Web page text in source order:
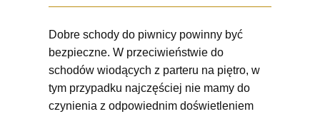
Dobre schody do piwnicy powinny być
bezpieczne. W przeciwieństwie do
schodów wiodących z parteru na piętro, w
tym przypadku najczęściej nie mamy do
czynienia z odpowiednim doświetleniem